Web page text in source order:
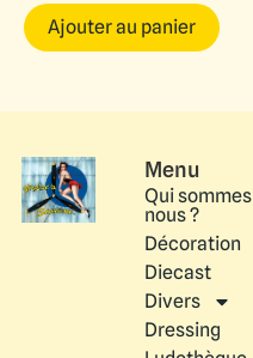
Ajouter au panier
Menu
Qui sommes
nous ?
Décoration
Diecast
Divers
Dressing